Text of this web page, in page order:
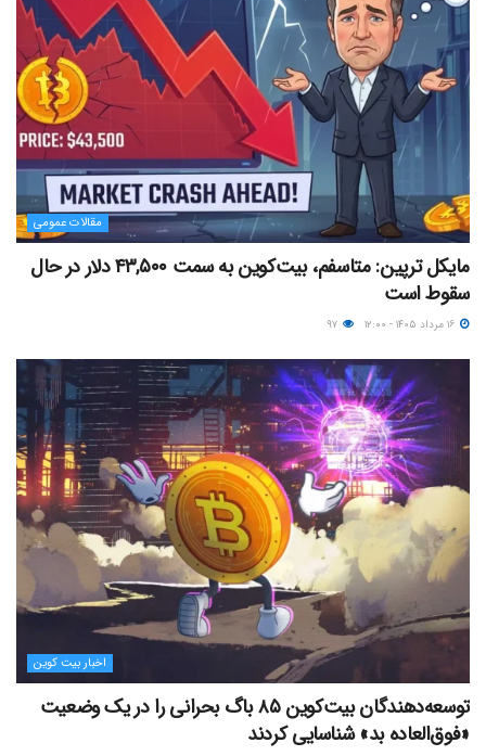
مقالات عمومی
مایکل ترپین: متاسفم، بیت‌کوین به سمت ۴۳,۵۰۰ دلار در حال
سقوط است
اخبار بیت کوین
توسعه‌دهندگان بیت‌کوین ۸۵ باگ بحرانی را در یک وضعیت
«فوق‌العاده بد» شناسایی کردند